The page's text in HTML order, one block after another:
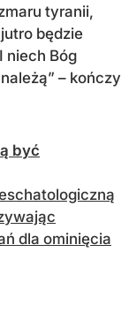
tyranii,
będzie
niech Bóg
– kończy
być
dla ominięcia